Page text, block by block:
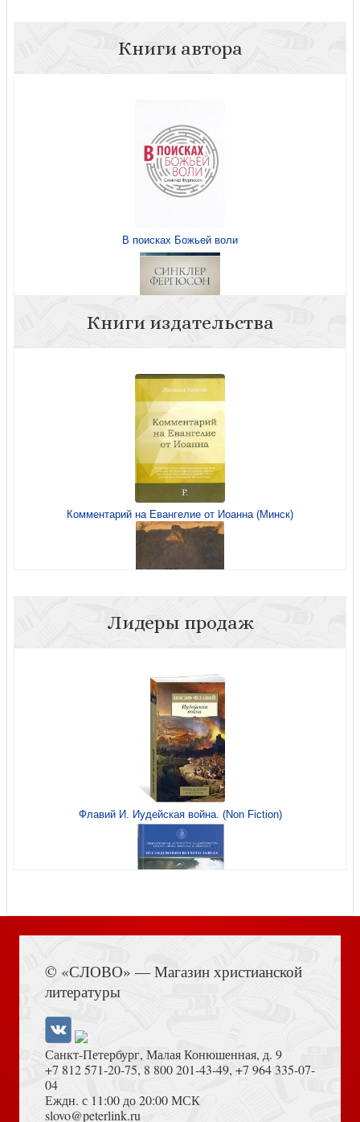
Книги автора
В поисках Божьей воли
Уроки горницы: мужайтесь, Христос победил мир
Из уст Божьих: Библия: верим, читаем, применяем
Посвященные Богу: путеводитель по библейскому
учению о святости
Ихтюс. Иисус Христос, Божий Сын, Спаситель
Книги издательства
Комментарий на Евангелие от Иоанна (Минск)
Послание к Титу, Послание к Колоссянам...
Из уст Божьих: Библия: верим, читаем, применяем
Самая большая история. Как змеебой пустил нас назад
в сад
Лидеры продаж
Флавий И. Иудейская война. (Non Fiction)
Достоевский Ф.М. Сила и правда России (2024)
© «СЛОВО» — Магазин христианской
литературы
Санкт-Петербург, Малая Конюшенная, д. 9
+7 812 571-20-75, 8 800 201-43-49, +7 964 335-07-
04
Еждн. с 11:00 до 20:00 МСК
slovo@peterlink.ru